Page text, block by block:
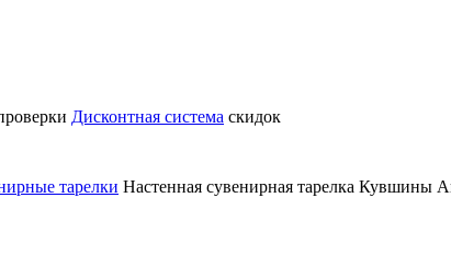
Дисконтная система скидок
тарелки Настенная сувенирная тарелка Кувшины